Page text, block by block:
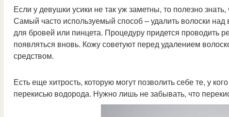
Если у девушки усики не так уж заметны, то полезно
Самый часто используемый способ – удалить волоски
для бровей или пинцета. Процедуру придется проводить
появляться вновь. Кожу советуют перед удалением
средством.
Есть еще хитрость, которую могут позволить себе те, у
перекисью водорода. Нужно лишь не забывать, что